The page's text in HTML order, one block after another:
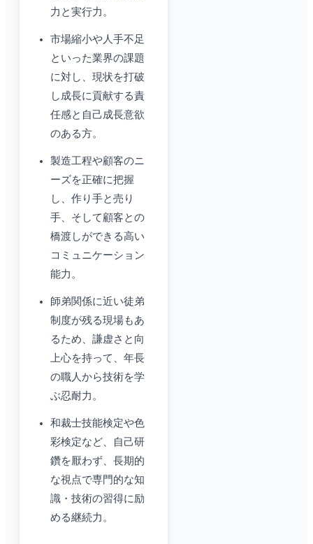
力と実行力。
市場縮小や人手不足
といった業界の課題
に対し、現状を打破
し成長に貢献する責
任感と自己成長意欲
のある方。
製造工程や顧客のニ
ーズを正確に把握
し、作り手と売り
手、そして顧客との
橋渡しができる高い
コミュニケーション
能力。
師弟関係に近い徒弟
制度が残る現場もあ
るため、謙虚さと向
上心を持って、年長
の職人から技術を学
ぶ忍耐力。
和裁士技能検定や色
彩検定など、自己研
鑽を厭わず、長期的
な視点で専門的な知
識・技術の習得に励
める継続力。